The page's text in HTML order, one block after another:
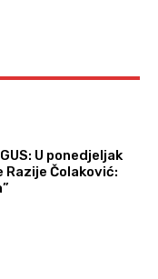
U ponedjeljak
Čolaković: